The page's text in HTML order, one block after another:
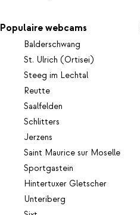
Populaire webcams
Balderschwang
St. Ulrich (Ortisei)
Steeg im Lechtal
Reutte
Saalfelden
Schlitters
Jerzens
Saint Maurice sur Moselle
Sportgastein
Hintertuxer Gletscher
Unteriberg